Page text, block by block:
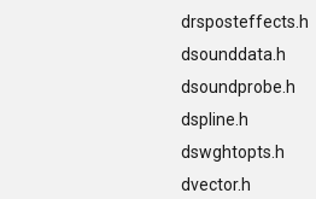
drsposteffects.h
dsounddata.h
dsoundprobe.h
dspline.h
dswghtopts.h
dvector.h